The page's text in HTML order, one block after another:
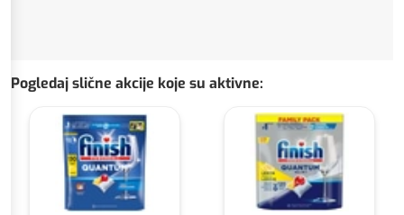
Pogledaj slične akcije koje su aktivne: